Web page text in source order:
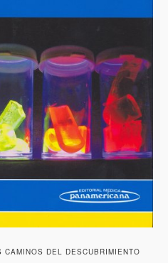
DEL DESCUBRIMIENTO